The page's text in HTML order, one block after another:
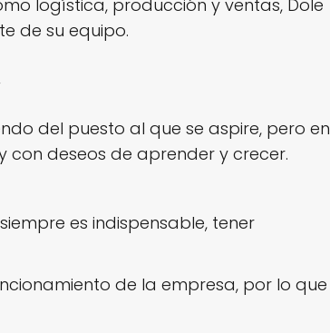
logística, producción y ventas, Dole
de su equipo.
del puesto al que se aspire, pero en
deseos de aprender y crecer.
es indispensable, tener
de la empresa, por lo que